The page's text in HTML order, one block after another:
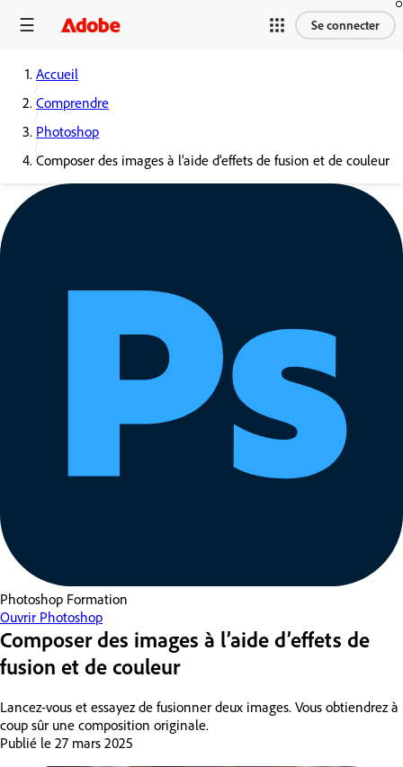
Se connecter
Accueil
Comprendre
Photoshop
Composer des images à l’aide d’effets de fusion et de couleur
Photoshop Formation
Ouvrir Photoshop
Composer des images à l’aide d’effets de
fusion et de couleur
Lancez-vous et essayez de fusionner deux images. Vous obtiendrez à
coup sûr une composition originale.
Publié le 27 mars 2025